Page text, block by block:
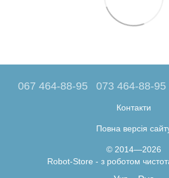
067 464-88-95 073 464-88-95
Контакти
Повна версія
© 2014—2026
Robot-Store - з роботом